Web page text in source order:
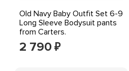
Old Navy Baby Outfit Set 6-9
Long Sleeve Bodysuit pants
from Carters.
2 790 ₽